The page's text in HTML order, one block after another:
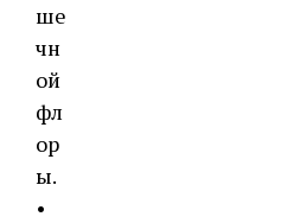
ше
чн
ой
фл
ор
ы.
•